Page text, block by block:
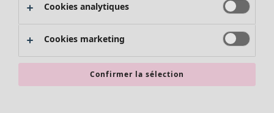
Promos SOLDES
Les promos de Gudrun Sjödén
Nouvel arrivage
Bonnes affaires en soldes - jusqu'à -70
Cookies analytiques
Cookies marketing
Confirmer la sélection